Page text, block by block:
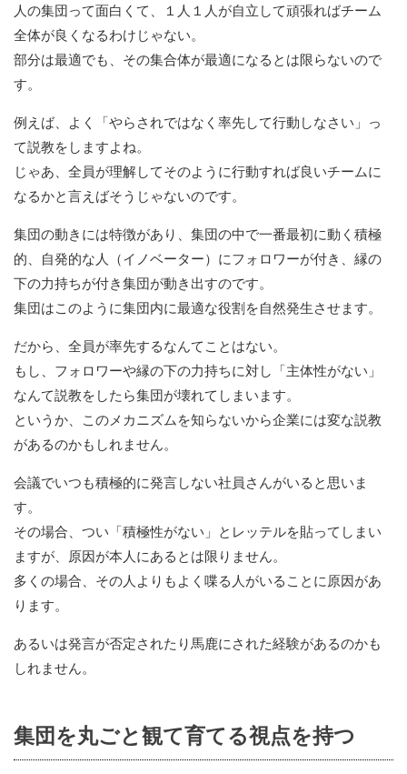
人の集団って面白くて、１人１人が自立して頑張ればチーム
全体が良くなるわけじゃない。
部分は最適でも、その集合体が最適になるとは限らないので
す。
例えば、よく「やらされではなく率先して行動しなさい」っ
て説教をしますよね。
じゃあ、全員が理解してそのように行動すれば良いチームに
なるかと言えばそうじゃないのです。
集団の動きには特徴があり、集団の中で一番最初に動く積極
的、自発的な人（イノベーター）にフォロワーが付き、縁の
下の力持ちが付き集団が動き出すのです。
集団はこのように集団内に最適な役割を自然発生させます。
だから、全員が率先するなんてことはない。
もし、フォロワーや縁の下の力持ちに対し「主体性がない」
なんて説教をしたら集団が壊れてしまいます。
というか、このメカニズムを知らないから企業には変な説教
があるのかもしれません。
会議でいつも積極的に発言しない社員さんがいると思いま
す。
その場合、つい「積極性がない」とレッテルを貼ってしまい
ますが、原因が本人にあるとは限りません。
多くの場合、その人よりもよく喋る人がいることに原因があ
ります。
あるいは発言が否定されたり馬鹿にされた経験があるのかも
しれません。
集団を丸ごと観て育てる視点を持つ